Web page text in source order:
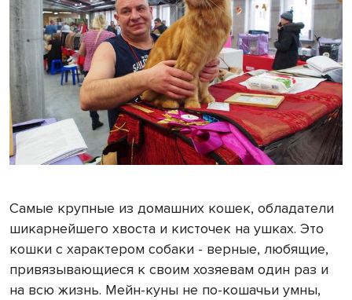
Самые крупные из домашних кошек, обладатели
шикарнейшего хвоста и кисточек на ушках. Это
кошки с характером собаки - верные, любящие,
привязывающиеся к своим хозяевам один раз и
на всю жизнь. Мейн-куны не по-кошачьи умны,